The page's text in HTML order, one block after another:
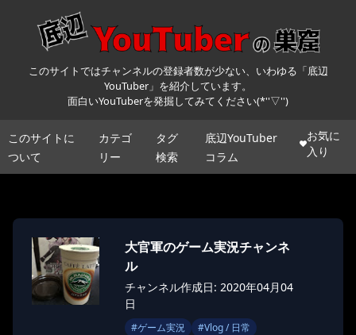
このサイトではチャンネルの登録者数が少ない、いわゆる「底辺
YouTuber」を紹介しています。
面白いYouTuberを発掘してみてください(*''▽'')
このサイトに
ついて
カテゴ
リー
タグ
検索
底辺YouTuber
コラム
お気に
入り
大官軍のゲーム実況チャンネ
ル
チャンネル作成日: 2020年04月04
日
#ゲーム実況 #Vlog / 日常